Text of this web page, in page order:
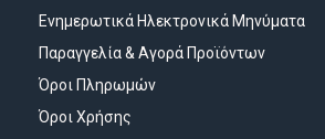
Ενημερωτικά Ηλεκτρονικά Μηνύματα
Παραγγελία & Αγορά Προϊόντων
Όροι Πληρωμών
Όροι Χρήσης